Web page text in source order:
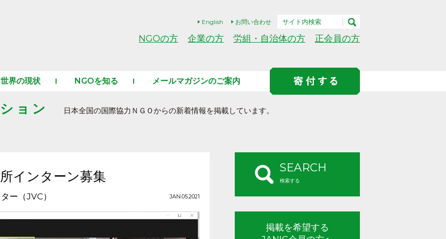
English お問い合わせ
NGOの方 企業の方 労組・自治体の方 正会員の方
世界の現状 NGOを知る メールマガジンのご案内
ョン 日本全国の国際協力ＮＧＯからの新着情報を掲載しています。
インターン募集
ー（JVC） JAN.05.2021
SEARCH
検索する
掲載を希望する